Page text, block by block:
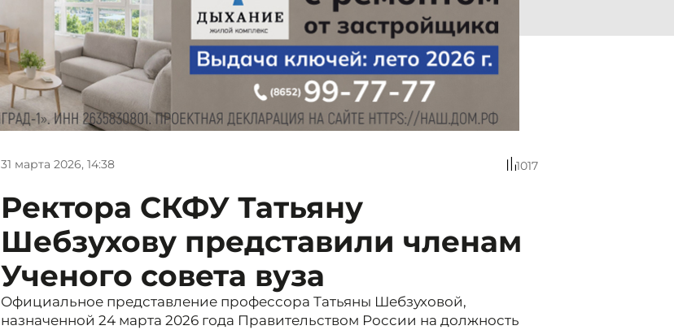
31 марта 2026, 14:38 1017
Ректора СКФУ Татьяну
Шебзухову представили членам
Ученого совета вуза
Официальное представление профессора Татьяны Шебзуховой,
назначенной 24 марта 2026 года Правительством России на должность